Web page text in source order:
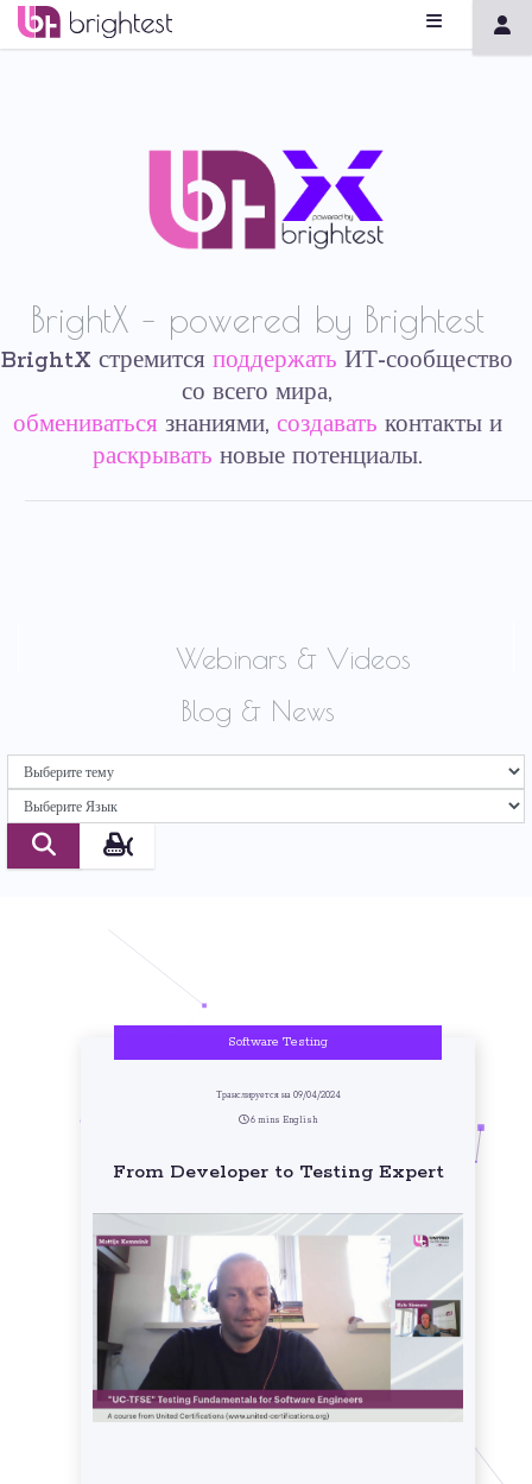
BrightX – powered by Brightest
BrightX стремится поддержать ИТ-сообщество
со всего мира,
обмениваться знаниями, создавать контакты и
раскрывать новые потенциалы.
Webinars & Videos
Blog & News
Software Testing
Транслируется на 09/04/2024
6 mins English
From Developer to Testing Expert